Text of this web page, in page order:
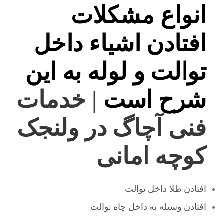
انواع مشکلات
افتادن اشیاء داخل
توالت و لوله به این
شرح است | خدمات
فنی آچاگ در ولنجک
کوچه امانی
افتادن طلا داخل توالت
افتادن وسیله به داخل چاه توالت